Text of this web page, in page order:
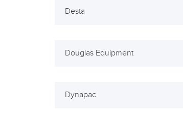
Desta
Douglas Equipment
Dynapac